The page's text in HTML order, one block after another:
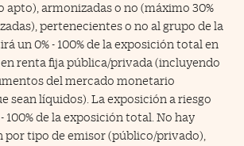
apto), armonizadas o no (máximo 30%
pertenecientes o no al grupo de la
un 0% - 100% de la exposición total en
renta fija pública/privada (incluyendo
del mercado monetario
sean líquidos). La exposición a riesgo
100% de la exposición total. No hay
tipo de emisor (público/privado),